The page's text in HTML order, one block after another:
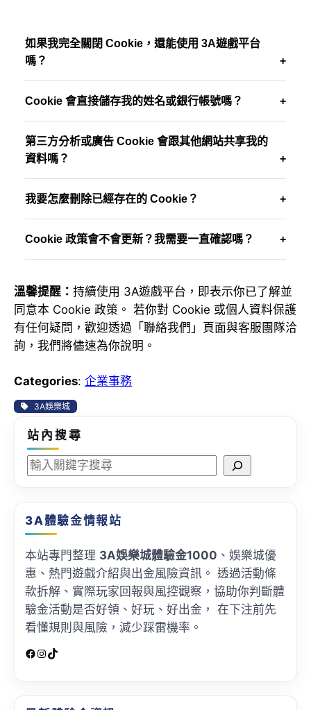
如果我完全關閉 Cookie，還能使用 3A遊戲平台
嗎？
Cookie 會直接儲存我的姓名或銀行帳號嗎？
第三方分析或廣告 Cookie 會跟其他網站共享我的
資料嗎？
我要怎麼刪除已經存在的 Cookie？
Cookie 政策會不會更新？我需要一直確認嗎？
溫馨提醒： 持續使用 3A遊戲平台，即表示你已了解並
同意本 Cookie 政策。 若你對 Cookie 或個人資料保護
有任何疑問，歡迎透過「聯絡我們」頁面與客服團隊洽
詢，我們將儘速為你說明。
Categories: 企業事務
3A娛樂城
站內搜尋
S
a
r
c
h
3A體驗金情報站
本站專門整理 3A娛樂城體驗金1000 、娛樂城優
惠、熱門遊戲介紹與出金風險資訊。 透過活動條
款拆解、實際玩家回報與風控觀察，協助你判斷體
驗金活動是否好領、好玩、好出金， 在下注前先
看懂規則與風險，減少踩雷機率。
Facebook InstagramTikTok